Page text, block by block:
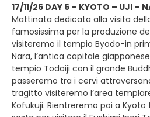
17/11/26 DAY 6 – KYOTO – UJI –
Mattinata dedicata alla visita
famosissima per la produzione
visiteremo il tempio Byodo-in
Nara, l’antica capitale
tempio Todaiji con il grande
passeremo tra i cervi
tragitto visiteremo l’area
Kofukuji. Rientreremo poi a